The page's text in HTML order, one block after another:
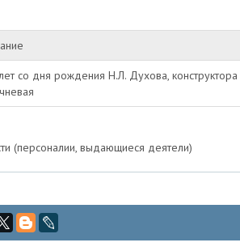
со дня рождения Н.Л. Духова, конструктора
(персоналии, выдающиеся деятели)